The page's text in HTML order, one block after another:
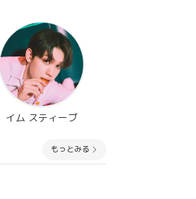
イム スティーブ
もっとみる